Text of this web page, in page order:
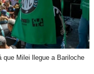
que Milei llegue a Bariloche